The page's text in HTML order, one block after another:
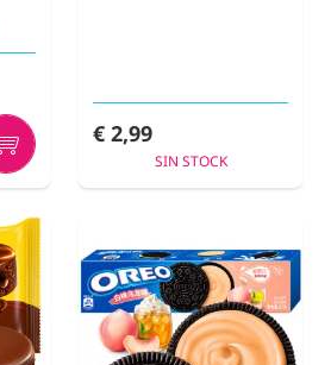
€ 2,99
SIN STOCK